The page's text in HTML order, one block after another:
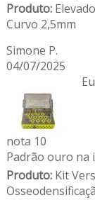
Produto:
Curvo 2,5mm
Simone P.
04/07/2025
nota 10
Padrão ouro na
Produto:Kit